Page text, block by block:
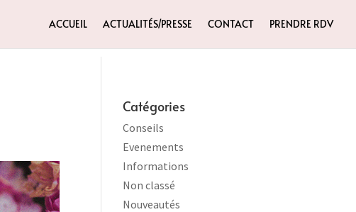
ACCUEIL ACTUALITÉS/PRESSE CONTACT PRENDRE RDV
Catégories
Conseils
Evenements
Informations
Non classé
Nouveautés